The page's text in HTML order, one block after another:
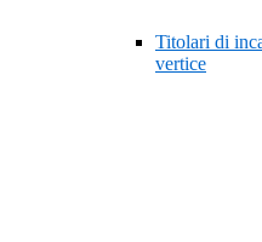
Titolari di
vertice